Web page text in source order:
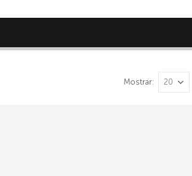
Mostrar: